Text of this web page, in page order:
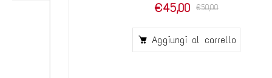
€50,00
Aggiungi al carrello